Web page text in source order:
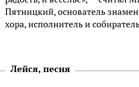
Пятницкий, основатель
хора, исполнитель и
Лейся, песня